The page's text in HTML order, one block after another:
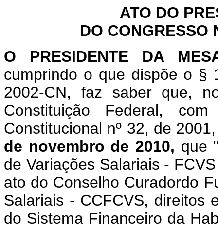
ATO DO
DO CONGRESSO
O PRESIDENTE DA
cumprindo o que dispõe o §
2002-CN, faz saber que,
Constituição Federal,
Constitucional nº 32, de
de novembro de 2010, que
de Variações Salariais -
ato do Conselho Curadordo
Salariais - CCFCVS, direitos
do Sistema Financeiro da